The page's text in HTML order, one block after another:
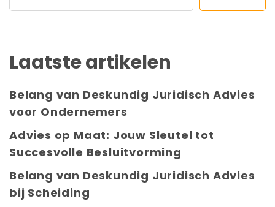
Laatste artikelen
Belang van Deskundig Juridisch Advies
voor Ondernemers
Advies op Maat: Jouw Sleutel tot
Succesvolle Besluitvorming
Belang van Deskundig Juridisch Advies
bij Scheiding